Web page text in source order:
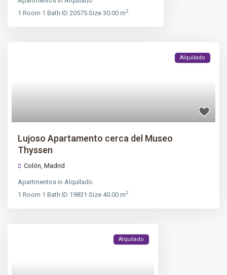
1 Room·1 Bath·ID20575·Size30.00 m2
Alquilado
Lujoso Apartamento cerca del Museo
Thyssen
Colón,Madrid
Apartmentos inAlquilado
1 Room·1 Bath·ID 19831 ·Size 40.00 m2
Alquilado